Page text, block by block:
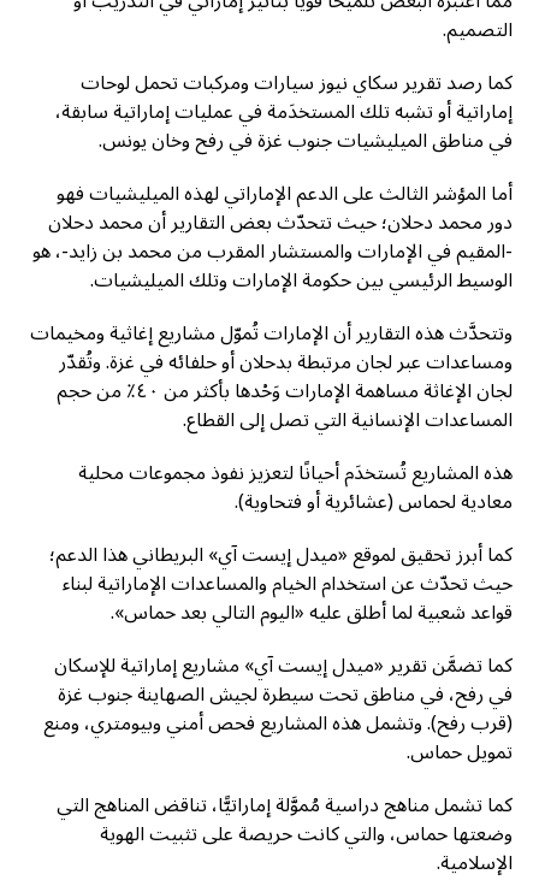
التصميم.
كما رصد تقرير سكاي نيوز سيارات ومركبات تحمل لوحات
إماراتية أو تشبه تلك المستخدَمة في عمليات إماراتية سابقة،
في مناطق الميليشيات جنوب غزة في رفح وخان يونس.
أما المؤشر الثالث على الدعم الإماراتي لهذه الميليشيات فهو
دور محمد دحلان؛ حيث تتحدّث بعض التقارير أن محمد دحلان
-المقيم في الإمارات والمستشار المقرب من محمد بن زايد-، هو
الوسيط الرئيسي بين حكومة الإمارات وتلك الميليشيات.
وتتحدَّث هذه التقارير أن الإمارات تُموّل مشاريع إغاثية ومخيمات
ومساعدات عبر لجان مرتبطة بدحلان أو حلفائه في غزة. وتُقدّر
لجان الإغاثة مساهمة الإمارات وَحْدها بأكثر من ٤٠٪ من حجم
المساعدات الإنسانية التي تصل إلى القطاع.
هذه المشاريع تُستخدَم أحيانًا لتعزيز نفوذ مجموعات محلية
معادية لحماس (عشائرية أو فتحاوية).
كما أبرز تحقيق لموقع «ميدل إيست آي» البريطاني هذا الدعم؛
حيث تحدّث عن استخدام الخيام والمساعدات الإماراتية لبناء
قواعد شعبية لما أطلق عليه «اليوم التالي بعد حماس».
كما تضمَّن تقرير «ميدل إيست آي» مشاريع إماراتية للإسكان
في رفح، في مناطق تحت سيطرة لجيش الصهاينة جنوب غزة
(قرب رفح). وتشمل هذه المشاريع فحص أمني وبيومتري، ومنع
تمويل حماس.
كما تشمل مناهج دراسية مُموَّلة إماراتيًّا، تناقض المناهج التي
وضعتها حماس، والتي كانت حريصة على تثبيت الهوية
الإسلامية.